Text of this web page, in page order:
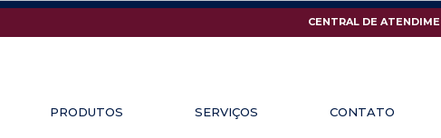
CENTRAL DE
PRODUTOS SERVIÇOS CONTATO